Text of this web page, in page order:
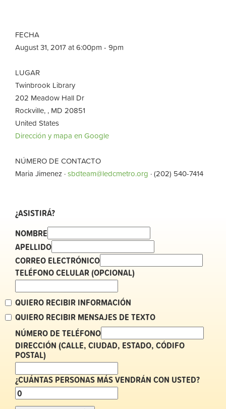
FECHA
August 31, 2017 at 6:00pm - 9pm
LUGAR
Twinbrook Library
202 Meadow Hall Dr
Rockville, , MD 20851
United States
Dirección y mapa en Google
NÚMERO DE CONTACTO
Maria Jimenez ·sbdteam@ledcmetro.org · (202) 540-7414
¿ASISTIRÁ?
NOMBRE
APELLIDO
CORREO ELECTRÓNICO
TELÉFONO CELULAR (OPCIONAL)
QUIERO RECIBIR INFORMACIÓN
QUIERO RECIBIR MENSAJES DE TEXTO
NÚMERO DE TELÉFONO
DIRECCIÓN (CALLE, CIUDAD, ESTADO, CÓDIFO
POSTAL)
¿CUÁNTAS PERSONAS MÁS VENDRÁN CON USTED?